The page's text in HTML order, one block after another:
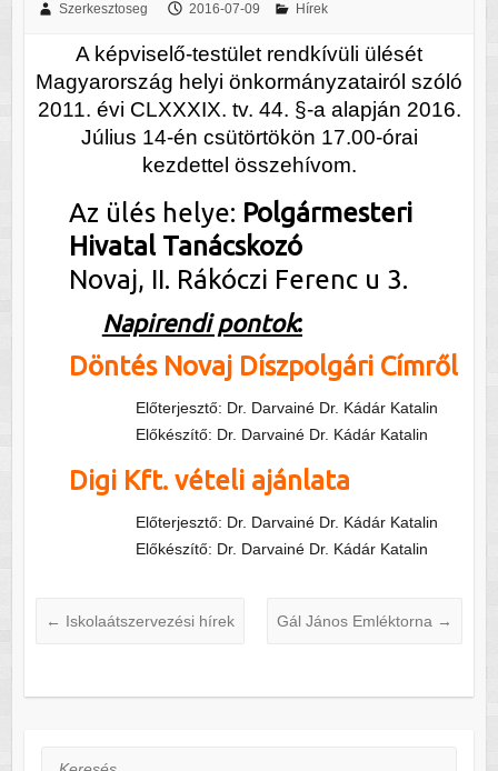
Szerkesztoseg 2016-07-09 Hírek
A képviselő-testület rendkívüli ülését
Magyarország helyi önkormányzatairól szóló
2011. évi CLXXXIX. tv. 44. §-a alapján 2016.
Július 14-én csütörtökön 17.00-órai
kezdettel összehívom.
Az ülés helye: Polgármesteri
Hivatal Tanácskozó
Novaj, II. Rákóczi Ferenc u 3.
Napirendi pontok:
Döntés Novaj Díszpolgári Címről
Előterjesztő: Dr. Darvainé Dr. Kádár Katalin
Előkészítő: Dr. Darvainé Dr. Kádár Katalin
Digi Kft. vételi ajánlata
Előterjesztő: Dr. Darvainé Dr. Kádár Katalin
Előkészítő: Dr. Darvainé Dr. Kádár Katalin
← Iskolaátszervezési hírek Gál János Emléktorna →
Keresés